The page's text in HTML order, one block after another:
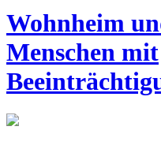
Wohnheim
Menschen mit